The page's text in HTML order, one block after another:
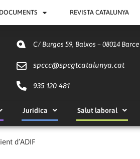
DOCUMENTS REVISTA CATALUNYA
C/ Burgos 59, Baixos – 08014
spccc@spcgtcatalunya.cat
935 120 481
Jurídica Salut laboral
d’ADIF